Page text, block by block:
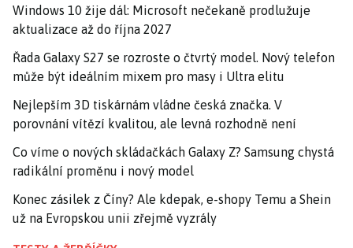
Windows 10 žije dál: Microsoft nečekaně prodlužuje
aktualizace až do října 2027
Řada Galaxy S27 se rozroste o čtvrtý model. Nový telefon
může být ideálním mixem pro masy i Ultra elitu
Nejlepším 3D tiskárnám vládne česká značka. V
porovnání vítězí kvalitou, ale levná rozhodně není
Co víme o nových skládačkách Galaxy Z? Samsung chystá
radikální proměnu i nový model
Konec zásilek z Číny? Ale kdepak, e-shopy Temu a Shein
už na Evropskou unii zřejmě vyzrály